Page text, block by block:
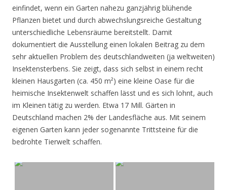
einfindet, wenn ein Garten nahezu ganzjährig blühende
Pflanzen bietet und durch abwechslungsreiche Gestaltung
unterschiedliche Lebensräume bereitstellt. Damit
dokumentiert die Ausstellung einen lokalen Beitrag zu dem
sehr aktuellen Problem des deutschlandweiten (ja weltweiten)
Insektensterbens. Sie zeigt, dass sich selbst in einem recht
kleinen Hausgarten (ca. 450 m²) eine kleine Oase für die
heimische Insektenwelt schaffen lässt und es sich lohnt, auch
im Kleinen tätig zu werden. Etwa 17 Mill. Gärten in
Deutschland machen 2% der Landesfläche aus. Mit seinem
eigenen Garten kann jeder sogenannte Trittsteine für die
bedrohte Tierwelt schaffen.